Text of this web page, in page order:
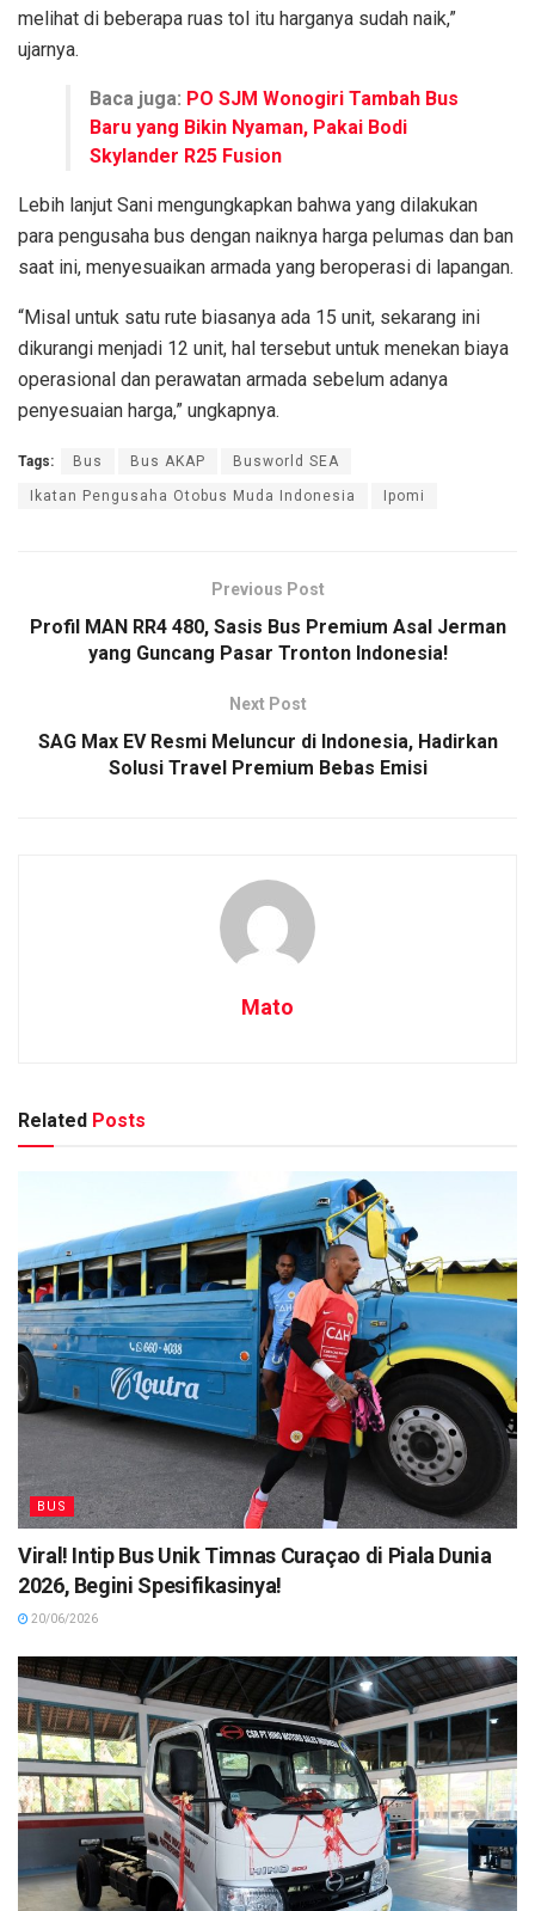
melihat di beberapa ruas tol itu harganya sudah naik,”
ujarnya.
Baca juga: PO SJM Wonogiri Tambah Bus
Baru yang Bikin Nyaman, Pakai Bodi
Skylander R25 Fusion
Lebih lanjut Sani mengungkapkan bahwa yang dilakukan
para pengusaha bus dengan naiknya harga pelumas dan ban
saat ini, menyesuaikan armada yang beroperasi di lapangan.
“Misal untuk satu rute biasanya ada 15 unit, sekarang ini
dikurangi menjadi 12 unit, hal tersebut untuk menekan biaya
operasional dan perawatan armada sebelum adanya
penyesuaian harga,” ungkapnya.
Tags: Bus Bus AKAP Busworld SEA
Ikatan Pengusaha Otobus Muda Indonesia Ipomi
Previous Post
Profil MAN RR4 480, Sasis Bus Premium Asal Jerman
yang Guncang Pasar Tronton Indonesia!
Next Post
SAG Max EV Resmi Meluncur di Indonesia, Hadirkan
Solusi Travel Premium Bebas Emisi
Mato
Related Posts
BUS
Viral! Intip Bus Unik Timnas Curaçao di Piala Dunia
2026, Begini Spesifikasinya!
20/06/2026